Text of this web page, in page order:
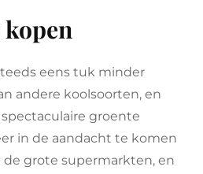
kopen
eens tuk minder
andere koolsoorten, en
groente
in de aandacht te komen
de grote supermarkten, en